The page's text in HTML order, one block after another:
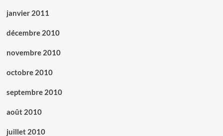
janvier 2011
décembre 2010
novembre 2010
octobre 2010
septembre 2010
août 2010
juillet 2010